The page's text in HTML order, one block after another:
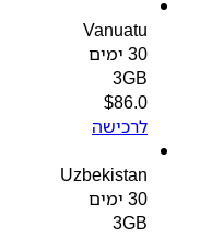
Vanuatu
3GB
$86.0
לרכישה
Uzbekistan
3GB